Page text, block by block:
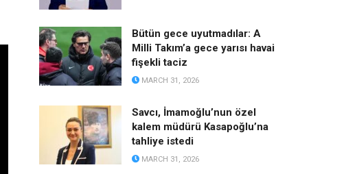
Bütün gece uyutmadılar: A
Milli Takım’a gece yarısı havai
fişekli taciz
MARCH 31, 2026
Savcı, İmamoğlu’nun özel
kalem müdürü Kasapoğlu’na
tahliye istedi
MARCH 31, 2026